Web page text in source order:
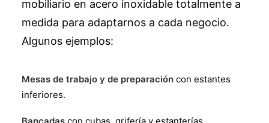
mobiliario en acero inoxidable totalmente a
medida para adaptarnos a cada negocio.
Algunos ejemplos:
Mesas de trabajo y de preparación con estantes
inferiores.